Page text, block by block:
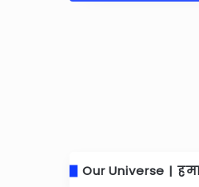
Our Universe |